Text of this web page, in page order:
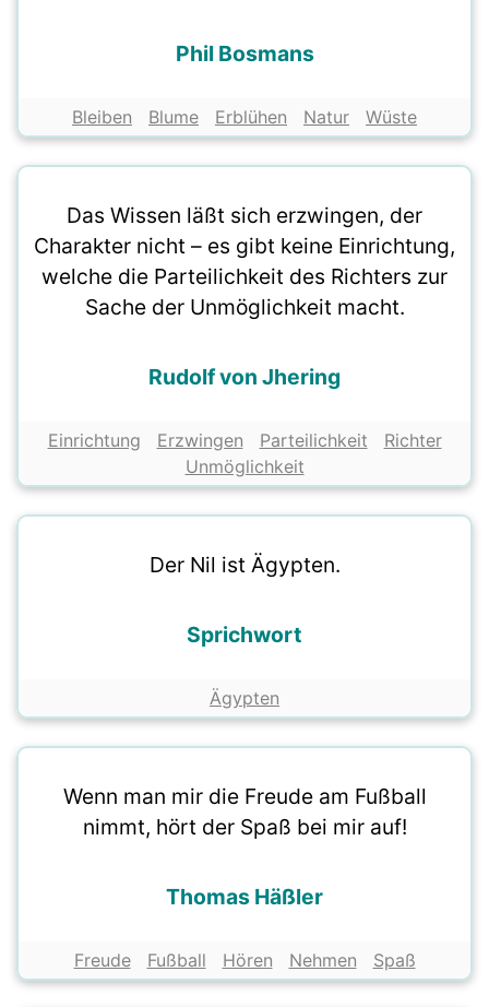
Phil Bosmans
Bleiben Blume Erblühen Natur Wüste
Das Wissen läßt sich erzwingen, der
Charakter nicht – es gibt keine Einrichtung,
welche die Parteilichkeit des Richters zur
Sache der Unmöglichkeit macht.
Rudolf von Jhering
Einrichtung Erzwingen Parteilichkeit
Richter
Unmöglichkeit
Der Nil ist Ägypten.
Sprichwort
Ägypten
Wenn man mir die Freude am Fußball
nimmt, hört der Spaß bei mir auf!
Thomas Häßler
Freude Fußball Hören Nehmen Spaß